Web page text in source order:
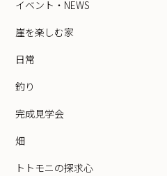
イベント・NEWS
崖を楽しむ家
日常
釣り
完成見学会
畑
トトモニの探求心